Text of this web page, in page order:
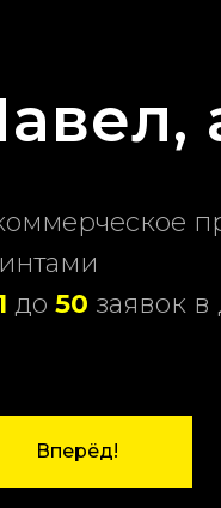
до 50 заявок в
Вперёд!